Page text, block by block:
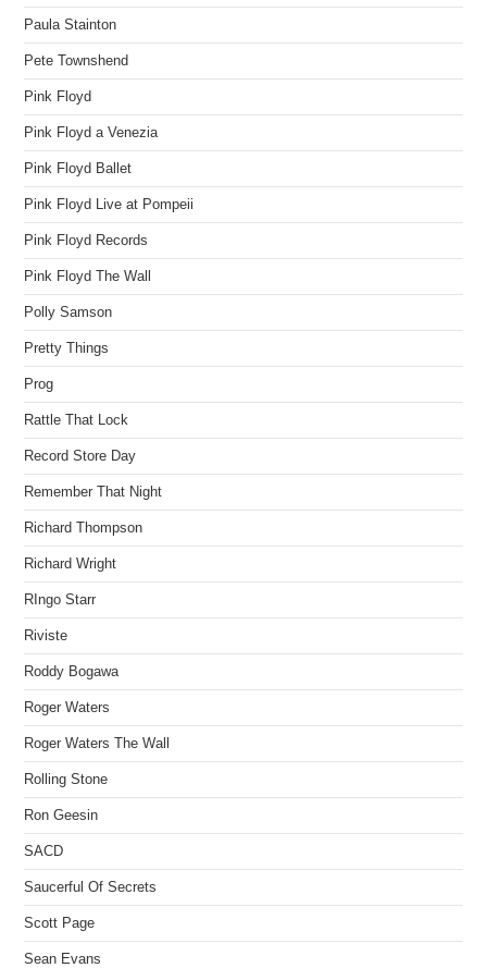
Paula Stainton
Pete Townshend
Pink Floyd
Pink Floyd a Venezia
Pink Floyd Ballet
Pink Floyd Live at Pompeii
Pink Floyd Records
Pink Floyd The Wall
Polly Samson
Pretty Things
Prog
Rattle That Lock
Record Store Day
Remember That Night
Richard Thompson
Richard Wright
RIngo Starr
Riviste
Roddy Bogawa
Roger Waters
Roger Waters The Wall
Rolling Stone
Ron Geesin
SACD
Saucerful Of Secrets
Scott Page
Sean Evans